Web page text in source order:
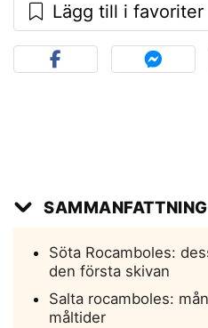
Lägg till i favoriter
SAMMANFATTNING
Söta Rocamboles:
den första skivan
Salta rocamboles:
måltider